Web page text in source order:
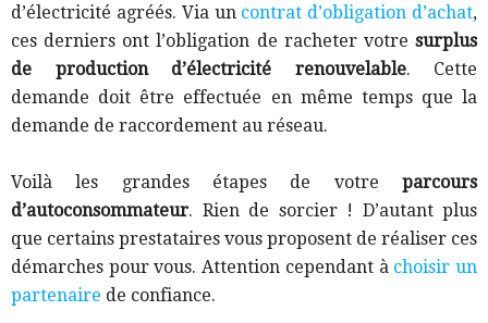
d’électricité agréés. Via un contrat d’obligation d’achat,
ces derniers ont l’obligation de racheter votre surplus
de production d’électricité renouvelable. Cette
demande doit être effectuée en même temps que la
demande de raccordement au réseau.
Voilà les grandes étapes de votre parcours
d’autoconsommateur. Rien de sorcier ! D’autant plus
que certains prestataires vous proposent de réaliser ces
démarches pour vous. Attention cependant à choisir un
partenaire de confiance.